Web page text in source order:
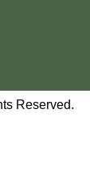
Reserved.